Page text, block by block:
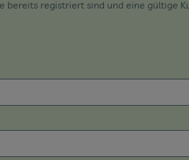
bereits registriert sind und eine gültige